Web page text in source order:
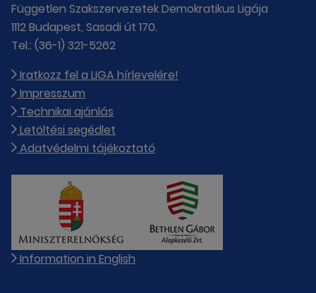
Független Szakszervezetek Demokratikus Ligája
1112 Budapest, Sasadi út 170.
Tel.: (36-1) 321-5262
Iratkozz fel a LIGA hírlevelére!
Impresszum
Technikai ajánlás
Letöltési segédlet
Adatvédelmi tájékoztató
Information in English